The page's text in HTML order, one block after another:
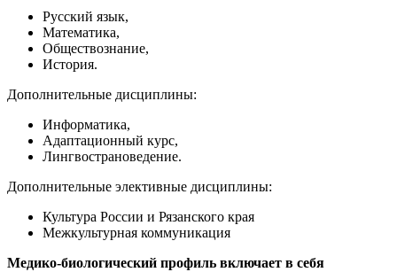
Русский язык,
Математика,
Обществознание,
История.
Дополнительные дисциплины:
Информатика,
Адаптационный курс,
Лингвострановедение.
Дополнительные элективные дисциплины:
Культура России и Рязанского края
Межкультурная коммуникация
Медико-биологический профиль включает в себя